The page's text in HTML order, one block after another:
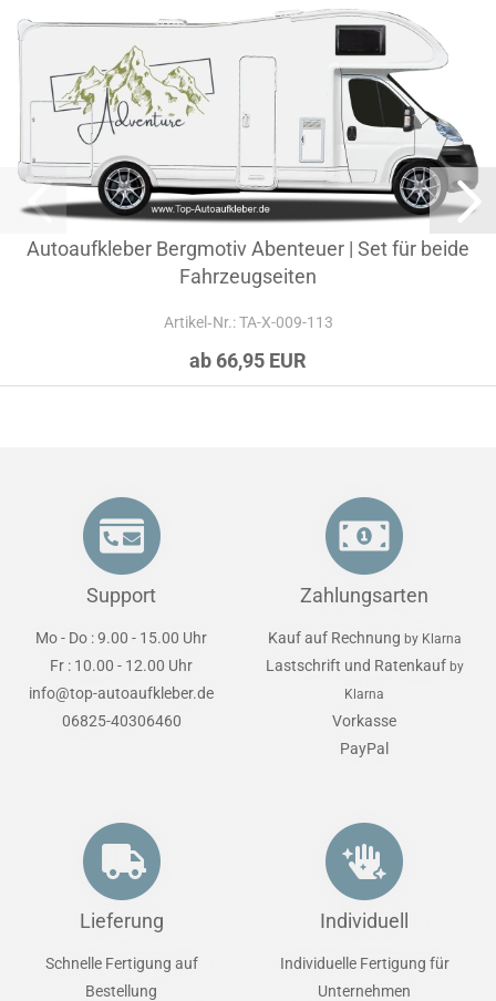
Autoaufkleber Bergmotiv Abenteuer | Set für beide
Fahrzeugseiten
Artikel‑Nr.: TA-X-009-113
ab 66,95 EUR
Support
Mo - Do : 9.00 - 15.00 Uhr
Fr : 10.00 - 12.00 Uhr
info@top-autoaufkleber.de
06825-40306460
Zahlungsarten
Kauf auf Rechnung by Klarna
Lastschrift und Ratenkauf by
Klarna
Vorkasse
PayPal
Lieferung
Schnelle Fertigung auf
Bestellung
Individuell
Individuelle Fertigung für
Unternehmen